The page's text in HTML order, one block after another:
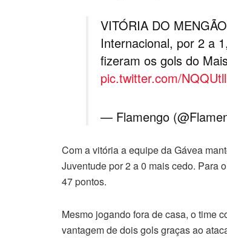
VITÓRIA DO
Internacional, por 2 a
fizeram os gols do
pic.twitter.com/
— Flamengo
Com a vitória a equipe da Gávea
Juventude por 2 a 0 mais cedo. Para
47 pontos.
Mesmo jogando fora de casa, o time
vantagem de dois gols graças ao